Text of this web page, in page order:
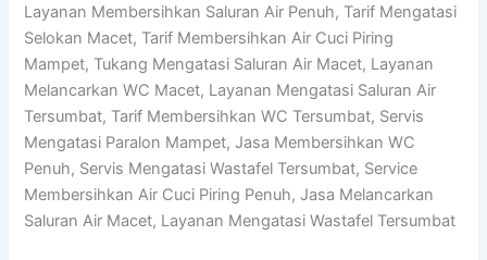
Layanan Membersihkan Saluran Air Penuh, Tarif Mengatasi
Selokan Macet, Tarif Membersihkan Air Cuci Piring
Mampet, Tukang Mengatasi Saluran Air Macet, Layanan
Melancarkan WC Macet, Layanan Mengatasi Saluran Air
Tersumbat, Tarif Membersihkan WC Tersumbat, Servis
Mengatasi Paralon Mampet, Jasa Membersihkan WC
Penuh, Servis Mengatasi Wastafel Tersumbat, Service
Membersihkan Air Cuci Piring Penuh, Jasa Melancarkan
Saluran Air Macet, Layanan Mengatasi Wastafel Tersumbat